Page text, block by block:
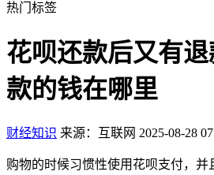
热门标签
花呗还款后又有
款的钱在哪里
财经知识 来源：互联网 2025-08-28
购物的时候习惯性使用花呗支付，并